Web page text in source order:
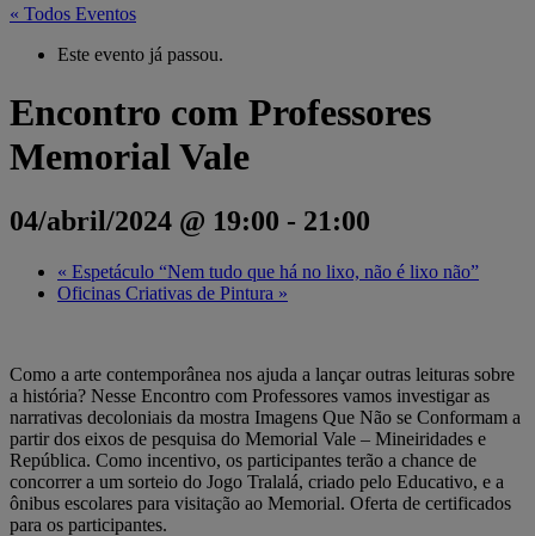
« Todos Eventos
Este evento já passou.
Encontro com Professores
Memorial Vale
04/abril/2024 @ 19:00 - 21:00
« Espetáculo “Nem tudo que há no lixo, não é lixo não”
Oficinas Criativas de Pintura »
Como a arte contemporânea nos ajuda a lançar outras leituras sobre
a história? Nesse Encontro com Professores vamos investigar as
narrativas decoloniais da mostra Imagens Que Não se Conformam a
partir dos eixos de pesquisa do Memorial Vale – Mineiridades e
República. Como incentivo, os participantes terão a chance de
concorrer a um sorteio do Jogo Tralalá, criado pelo Educativo, e a
ônibus escolares para visitação ao Memorial. Oferta de certificados
para os participantes.